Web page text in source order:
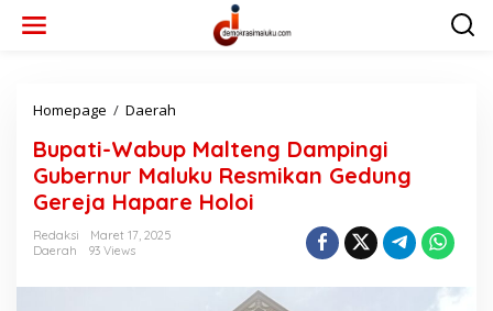
Homepage / Daerah
p
a
t
b
Bupati-Wabup Malteng Dampingi
Gubernur Maluku Resmikan Gedung
Gereja Hapare Holoi
Redaksi
Maret 17, 2025
Daerah
93 Views